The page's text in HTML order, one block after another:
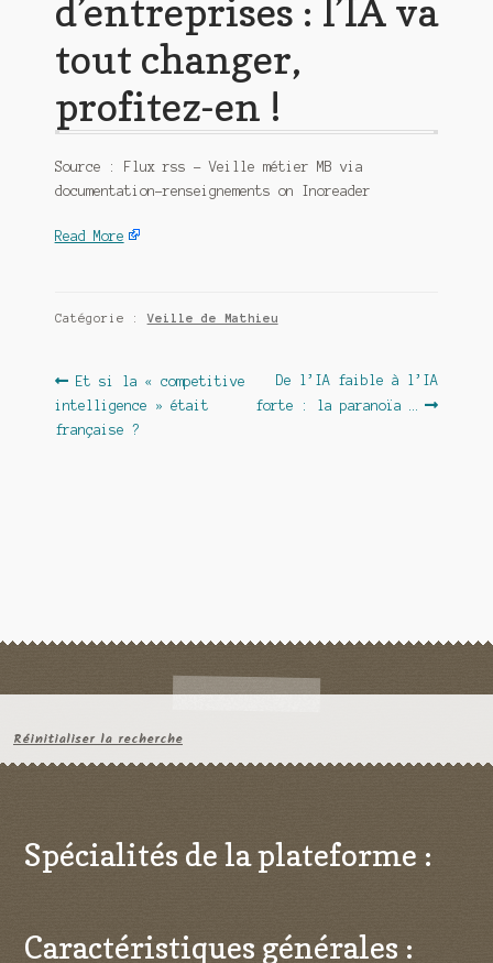
d’entreprises : l’IA va
tout changer,
profitez-en !
Source : Flux rss – Veille métier MB via
documentation-renseignements on Inoreader
Read More
Catégorie :Veille de Mathieu
Navigation
de
Article
précédent :
Et si la « competitive
intelligence » était
française ?
Article
suivant :
De l’IA faible à l’IA
forte : la paranoïa …
Réinitialiser la recherche
Spécialités de la plateforme :
Caractéristiques générales :